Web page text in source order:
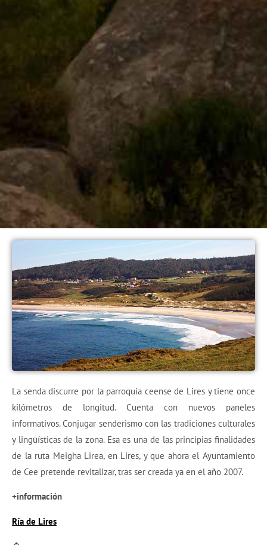
La senda discurre por la parroquia ceense de Lires y tiene once
kilómetros de longitud. Cuenta con nuevos paneles
informativos. Conjugar senderismo con las tradiciones culturales
y lingüísticas de la zona. Esa es una de las principias finalidades
de la ruta Meigha Lirea, en Lires, y que ahora el Ayuntamiento
de Cee pretende revitalizar, tras ser creada ya en el año 2007.
+información
Ría de Lires